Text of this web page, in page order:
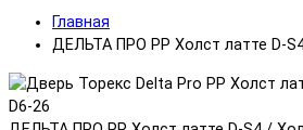
Главная
ДЕЛЬТА ПРО PP Холст латте D-